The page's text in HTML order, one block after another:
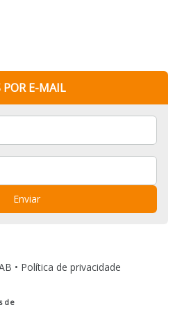
POR E-MAIL
Enviar
• Política de privacidade
de